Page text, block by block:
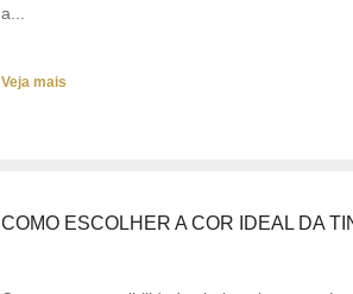
a...
Veja mais
COMO ESCOLHER A COR IDEAL DA